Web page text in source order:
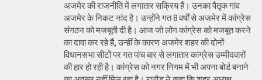
अजमेर की राजनीति में लगातार सक्रिय हैं। उनका पैतृक गांव
अजमेर के निकट नांद है। उन्होंने गत 8 वर्षों से अजमेर में कांग्रेस
संगठन को मजबूती दी है। आज जो लोग कांग्रेस को मजबूत करने
का दावा कर रहे हैं, उन्हीं के कारण अजमेर शहर की दोनों
विधानसभा सीटों पर गत पांच बार से लगातार कांग्रेस उम्मीदवारों
की हार हो रही है। कांग्रेस को नगर निगम में भी अपना बोर्ड बनाने